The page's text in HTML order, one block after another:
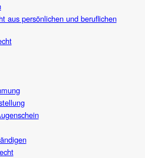
aus persönlichen und beruflichen